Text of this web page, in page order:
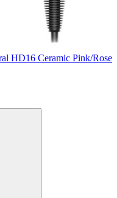
HD16 Ceramic Pink/Rose